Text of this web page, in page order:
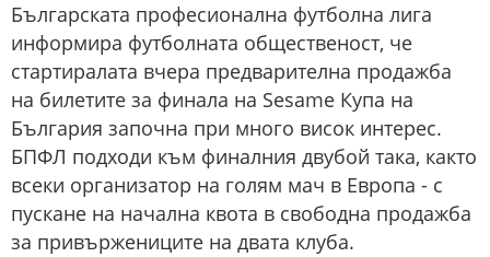
Българската професионална футболна лига
информира футболната общественост, че
стартиралата вчера предварителна продажба
на билетите за финала на Sesame Купа на
България започна при много висок интерес.
БПФЛ подходи към финалния двубой така, както
всеки организатор на голям мач в Европа - с
пускане на начална квота в свободна продажба
за привържениците на двата клуба.